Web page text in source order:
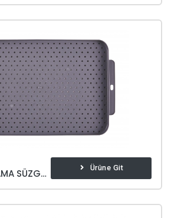
GECKO DOZAJLAMA SÜZGECI Ürüne Git